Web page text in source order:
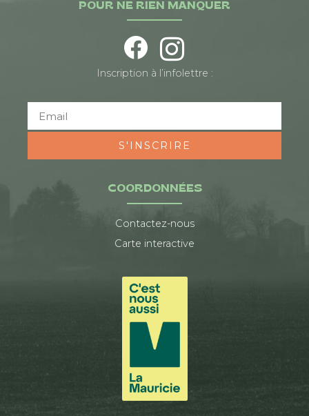
COORDONNÉES
Contactez-nous
Carte interactive
POUR NE RIEN MANQUER
Inscription à l’infolettre :
S'INSCRIRE